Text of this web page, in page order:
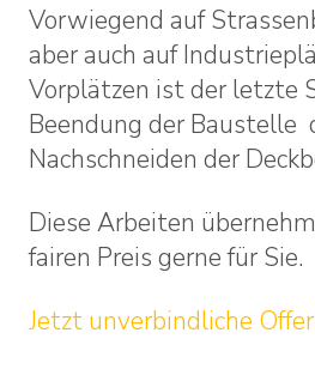
ÜBER UNS
KONTAKT
Vorwiegend auf
aber auch auf
Vorplätzen ist der letzte
Beendung der Baustelle
Nachschneiden der
Diese Arbeiten
fairen Preis gerne für Sie.
Jetzt unverbindliche